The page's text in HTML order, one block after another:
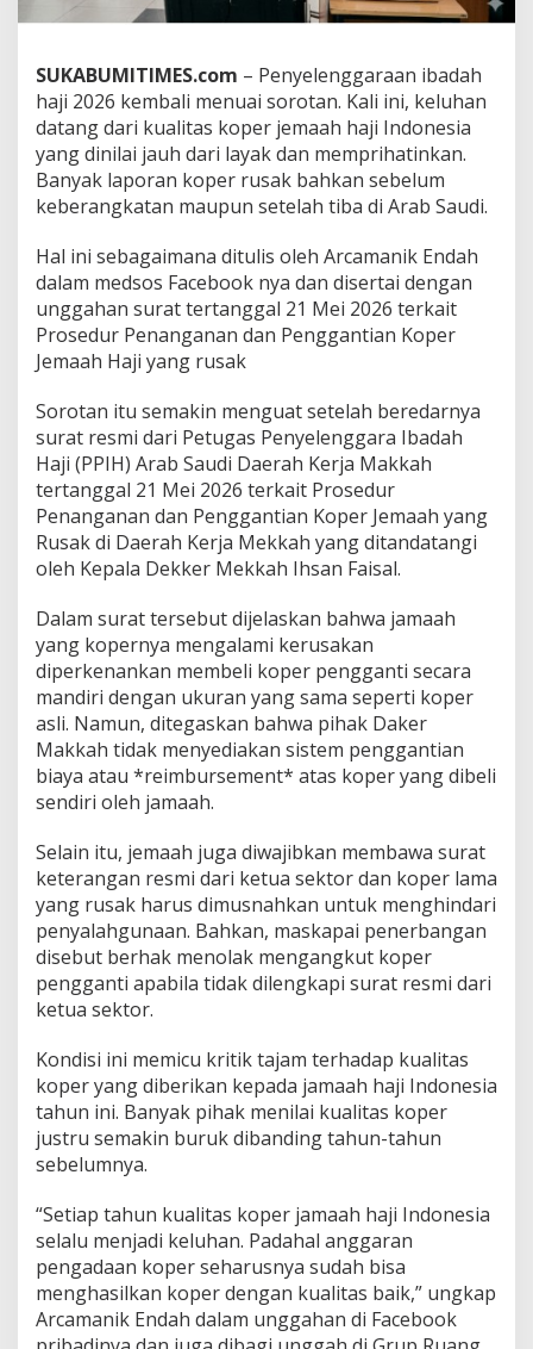
s
o
r
t
,
J
m
a
a
h
D
i
i
n
t
a
B
e
i
S
n
d
i
r
i
J
i
k
a
R
s
a
k
SUKABUMITIMES.com – Penyelenggaraan ibadah
haji 2026 kembali menuai sorotan. Kali ini, keluhan
datang dari kualitas koper jemaah haji Indonesia
yang dinilai jauh dari layak dan memprihatinkan.
Banyak laporan koper rusak bahkan sebelum
keberangkatan maupun setelah tiba di Arab Saudi.
Hal ini sebagaimana ditulis oleh Arcamanik Endah
dalam medsos Facebook nya dan disertai dengan
unggahan surat tertanggal 21 Mei 2026 terkait
Prosedur Penanganan dan Penggantian Koper
Jemaah Haji yang rusak
Sorotan itu semakin menguat setelah beredarnya
surat resmi dari Petugas Penyelenggara Ibadah
Haji (PPIH) Arab Saudi Daerah Kerja Makkah
tertanggal 21 Mei 2026 terkait Prosedur
Penanganan dan Penggantian Koper Jemaah yang
Rusak di Daerah Kerja Mekkah yang ditandatangi
oleh Kepala Dekker Mekkah Ihsan Faisal.
Dalam surat tersebut dijelaskan bahwa jamaah
yang kopernya mengalami kerusakan
diperkenankan membeli koper pengganti secara
mandiri dengan ukuran yang sama seperti koper
asli. Namun, ditegaskan bahwa pihak Daker
Makkah tidak menyediakan sistem penggantian
biaya atau *reimbursement* atas koper yang dibeli
sendiri oleh jamaah.
Selain itu, jemaah juga diwajibkan membawa surat
keterangan resmi dari ketua sektor dan koper lama
yang rusak harus dimusnahkan untuk menghindari
penyalahgunaan. Bahkan, maskapai penerbangan
disebut berhak menolak mengangkut koper
pengganti apabila tidak dilengkapi surat resmi dari
ketua sektor.
Kondisi ini memicu kritik tajam terhadap kualitas
koper yang diberikan kepada jamaah haji Indonesia
tahun ini. Banyak pihak menilai kualitas koper
justru semakin buruk dibanding tahun-tahun
sebelumnya.
“Setiap tahun kualitas koper jamaah haji Indonesia
selalu menjadi keluhan. Padahal anggaran
pengadaan koper seharusnya sudah bisa
menghasilkan koper dengan kualitas baik,” ungkap
Arcamanik Endah dalam unggahan di Facebook